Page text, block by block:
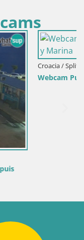
directo de la Riva y